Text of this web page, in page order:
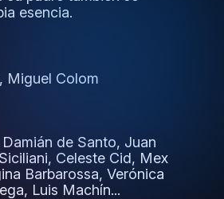
esencia.
Miguel Colom
de Santo, Juan
Celeste Cid, Mex
Barbarossa, Verónica
Luis Machín...